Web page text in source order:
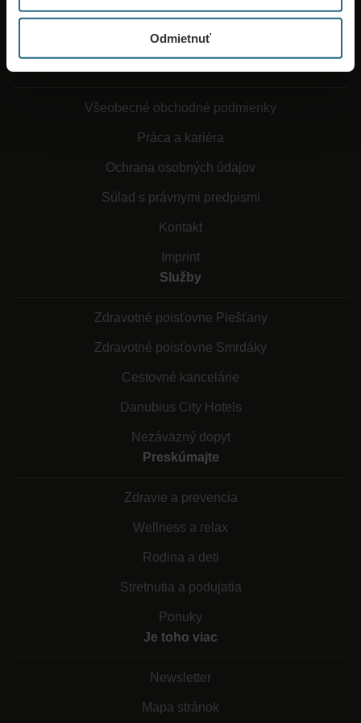
Odmietnuť
Všeobecné obchodné podmienky
Práca a kariéra
Ochrana osobných údajov
Súlad s právnymi predpismi
Kontakt
Imprint
Služby
Zdravotné poisťovne Piešťany
Zdravotné poisťovne Smrdáky
Cestovné kancelárie
Danubius City Hotels
Nezáväzný dopyt
Preskúmajte
Zdravie a prevencia
Wellness a relax
Rodina a deti
Stretnutia a podujatia
Ponuky
Je toho viac
Newsletter
Mapa stránok